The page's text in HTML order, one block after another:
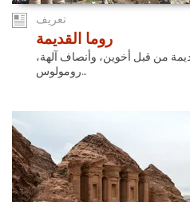
تعريف
روما القديمة
من قبل أخوين، وأنصاف آلهة،
رومولوس...